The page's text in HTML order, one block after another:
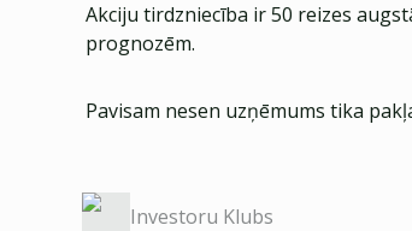
Akciju tirdzniecība ir 50 reizes
prognozēm.
Pavisam nesen uzņēmums tika
Investoru Klubs